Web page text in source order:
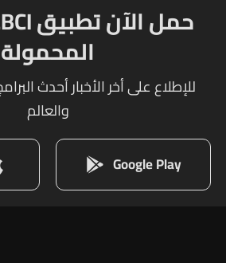
المحمولة
للإطلاع على أخر الأخبار أحدث
والعالم
Google Play